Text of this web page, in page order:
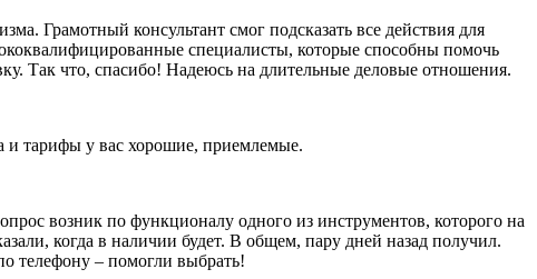
Грамотный консультант смог подсказать все действия для
специалисты, которые способны помочь
Так что, спасибо! Надеюсь на длительные деловые отношения.
и тарифы у вас хорошие, приемлемые.
возник по функционалу одного из инструментов, которого на
когда в наличии будет. В общем, пару дней назад получил.
телефону – помогли выбрать!